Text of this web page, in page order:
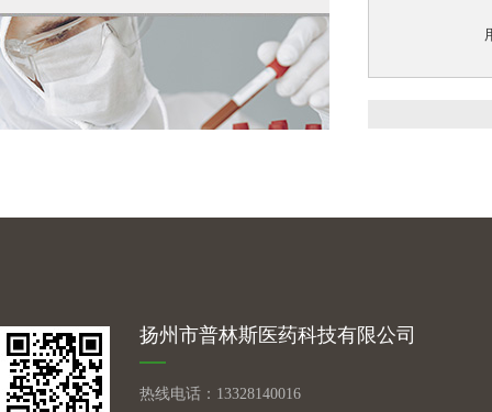
扬州市普林斯医药科技有限公司
热线电话：13328140016